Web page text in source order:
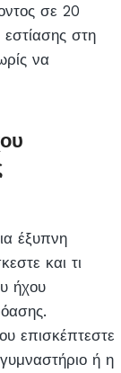
σε 20
εστίασης στη
να
έξυπνη
και τι
ήχου
επισκέπτεστε
ή η